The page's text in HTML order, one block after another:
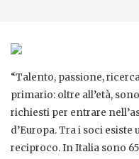
“Talento, passione,
primario: oltre all’età,
richiesti per entrare
d’Europa. Tra i soci
reciproco. In Italia sono